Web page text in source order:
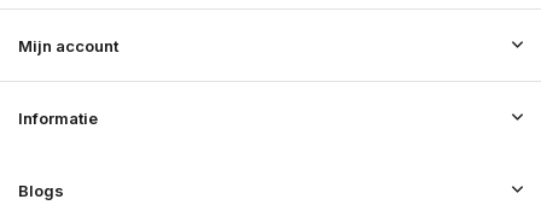
Mijn account
Informatie
Blogs